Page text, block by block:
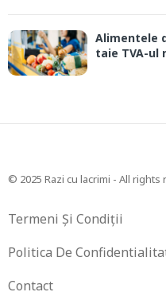
Alimentele
taie TVA-ul
© 2025 Razi cu lacrimi - All rights
Termeni Și Condiții
Politica De
Contact